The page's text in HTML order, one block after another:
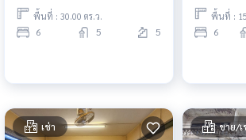
พื้นที่ : 30.00 ตร.ว.
6 5 5
พื้นที่ :
6
เช่า ขาย/เ